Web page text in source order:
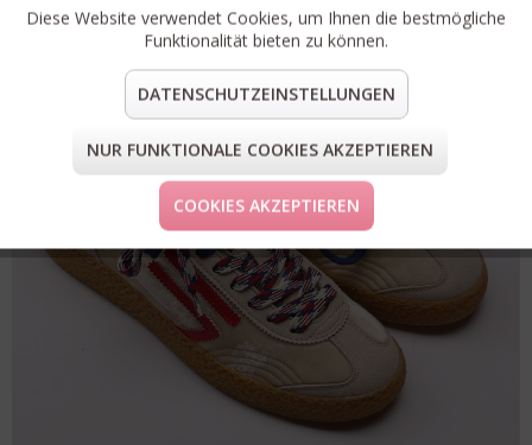
Diese Website verwendet Cookies, um Ihnen die bestmögliche
Funktionalität bieten zu können.
DATENSCHUTZEINSTELLUNGEN
NUR FUNKTIONALE COOKIES AKZEPTIEREN
COOKIES AKZEPTIEREN